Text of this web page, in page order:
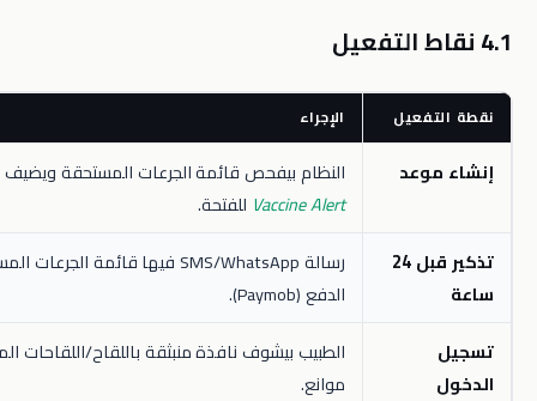
الإجراء
النظام بيفحص قائمة الجرعات المستحقة ويضيف شارة
للفتحة.
رسالة SMS/WhatsApp فيها قائمة الجرعات المستحقة ورابط
الدفع (Paymob).
الطبيب بيشوف نافذة منبثقة باللقاح/اللقاحات المطلوبة وأي
موانع.